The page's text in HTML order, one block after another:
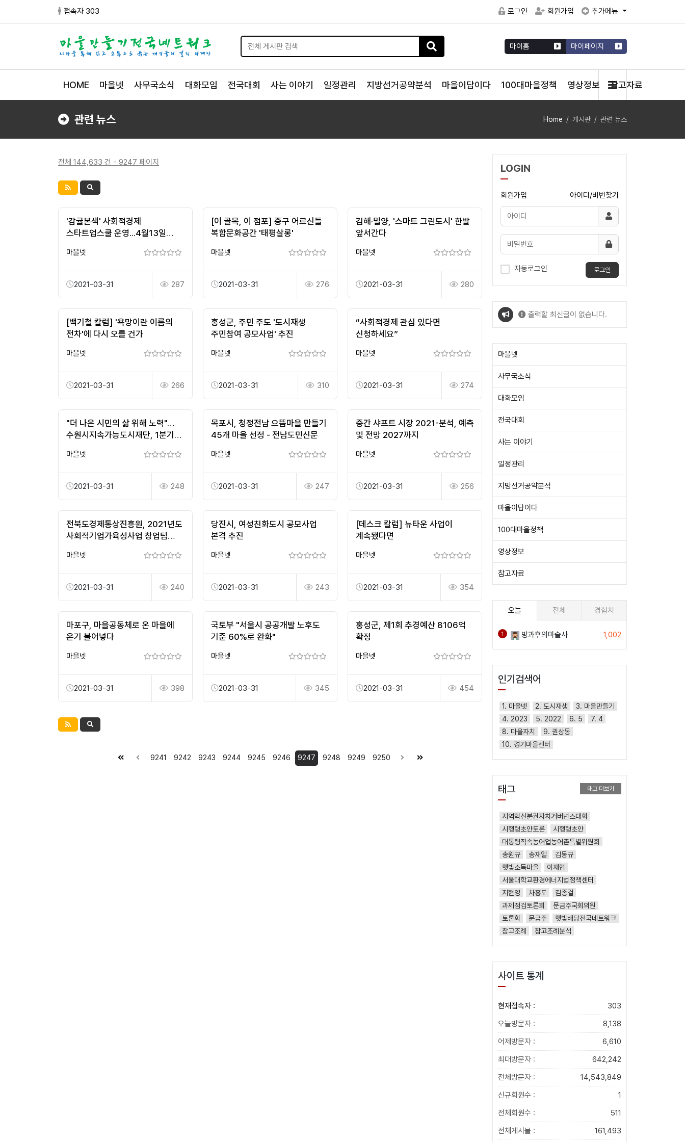
접속자 303 로그인 회원가입 추가메뉴
마이홈 마이페이지
HOME 마을넷 사무국소식 대화모임 전국대회 사는 이야기 일정관리 지방선거공약분석 마을이답이다 100대마을정책 영상정보 참고자료
관련 뉴스 Home 게시판 관련 뉴스
전체 144,633 건 - 9247 페이지
'감귤본색' 사회적경제
스타트업스쿨 운영...4월13일
마을넷
2021-03-31 287
[이 골목, 이 점포] 중구 어르신들
복합문화공간 '태평살롱'
마을넷
2021-03-31 276
김해·밀양, '스마트 그린도시' 한발
앞서간다
마을넷
2021-03-31 280
[백기철 칼럼] '욕망이란 이름의
전차'에 다시 오를 건가
마을넷
2021-03-31 266
홍성군, 주민 주도 '도시재생
주민참여 공모사업' 추진
마을넷
2021-03-31 310
“사회적경제 관심 있다면
신청하세요”
마을넷
2021-03-31 274
"더 나은 시민의 삶 위해 노력"…
수원시지속가능도시재단, 1분기
마을넷
2021-03-31 248
목포시, 청정전남 으뜸마을 만들기
45개 마을 선정 - 전남도민신문
마을넷
2021-03-31 247
중간 샤프트 시장 2021-분석, 예측
및 전망 2027까지
마을넷
2021-03-31 256
전북도경제통상진흥원, 2021년도
사회적기업가육성사업 창업팀
마을넷
2021-03-31 240
당진시, 여성친화도시 공모사업
본격 추진
마을넷
2021-03-31 243
[데스크 칼럼] 뉴타운 사업이
계속됐다면
마을넷
2021-03-31 354
마포구, 마을공동체로 온 마을에
온기 불어넣다
마을넷
2021-03-31 398
국토부 "서울시 공공개발 노후도
기준 60%로 완화"
마을넷
2021-03-31 345
홍성군, 제1회 추경예산 8106억
확정
마을넷
2021-03-31 454
9241 9242 9243 9244 9245 9246 9247 9248 9249 9250
LOGIN
회원가입 아이디/비번찾기
자동로그인 로그인
출력할 최신글이 없습니다.
마을넷
사무국소식
대화모임
전국대회
사는 이야기
일정관리
지방선거공약분석
마을이답이다
100대마을정책
영상정보
참고자료
오늘 전체 경험치
1 방과후의마술사 1,002
인기검색어
1. 마을넷 2. 도시재생
3. 마을만들기
4. 2023
5. 2022 6. 5
7. 4
8. 마을자치
9. 권상동
10. 경기마을센터
태그 태그 더보기
지역혁신분권자치거버넌스대회
시행령초안토론
시행령초안
대통령직속농어업농어촌특별위원회
송원규
송재일
김동규
햇빛소득마을
이재협
서울대학교환경에너지법정책센터
지현영
차흥도
김종걸
과제점검토론회
문금주국회의원
토론회
문금주
햇빛배당전국네트워크
참고조례
참고조례분석
사이트 통계
현재접속자 :
303
오늘방문자 :
8,138
어제방문자 :
6,610
최대방문자 :
642,242
전체방문자 :
14,543,849
신규회원수 :
1
전체회원수 :
511
전체게시물 :
161,493